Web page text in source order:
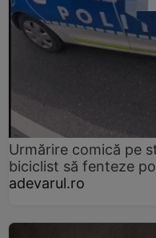
Urmărire comică pe
biciclist să fenteze
adevarul.ro